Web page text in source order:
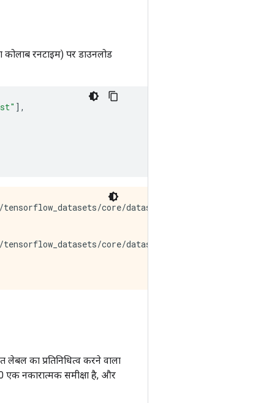
रनटाइम) पर डाउनलोड
],
tensorflow_datasets/core/
tensorflow_datasets/core/
का प्रतिनिधित्व करने वाला
एक नकारात्मक समीक्षा है, और